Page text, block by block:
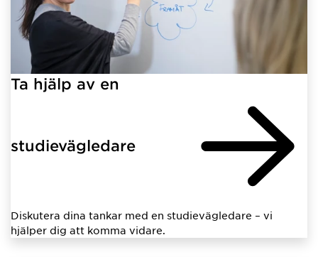
Ta hjälp av en
studievägledare
Diskutera dina tankar med en studievägledare – vi
hjälper dig att komma vidare.